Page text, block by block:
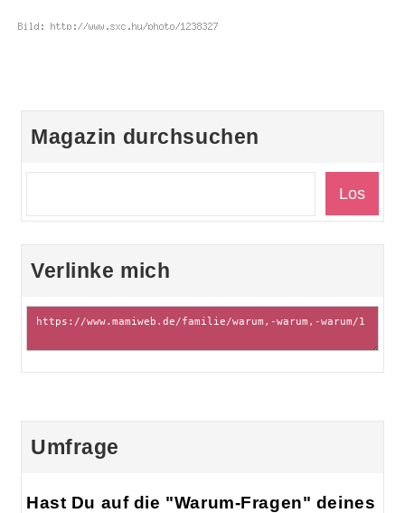
Magazin durchsuchen
Verlinke mich
Umfrage
Hast Du auf die "Warum-Fragen" deines